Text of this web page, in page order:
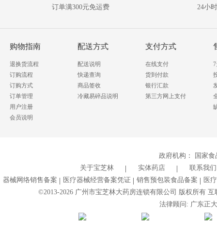
订单满300元免运费 24小
购物指南
退换货流程
订购流程
订购方式
订单管理
用户注册
会员说明
配送方式
配送说明
快递查询
商品签收
冷藏易碎品说明
支付方式
在线支付
货到付款
银行汇款
第三方网上支付
政府机构：
国家
关于宝芝林
实体药店
联系我们
器械网络销售备案
医疗器械经营备案凭证 销售预包装食品备案
医
©2013-2026广州市宝芝林大药房连锁有限公司 版权所有
法律顾问: 广东正